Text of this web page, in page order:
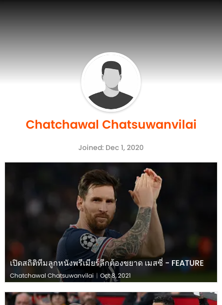
Chatchawal Chatsuwanvilai
Joined: Dec 1, 2020
เปิดสถิติทีมลูกหนังพรีเมียร์ลีกต้องขยาด เมสซี่ - FEATURE
Chatchawal Chatsuwanvilai | Oct 8, 2021